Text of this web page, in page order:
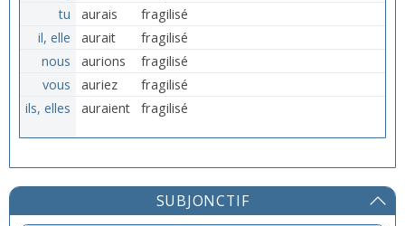
tu
aurais
fragilisé
il, elle
aurait
fragilisé
nous
aurions
fragilisé
vous
auriez
fragilisé
ils, elles
auraient fragilisé
SUBJONCTIF